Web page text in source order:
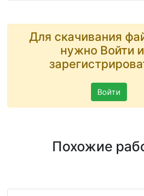
Для скачивания
нужно Войти
Войти
Похожие